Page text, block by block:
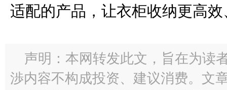
适配的产品，让衣柜收纳更高
声明：本网转发此文，旨在为读
渉内容不构成投资、建议消费。文